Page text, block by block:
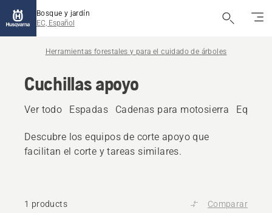
Bosque y jardín
EC, Español
Herramientas forestales y para el cuidado de árboles
Cuchillas apoyo
Ver todo Espadas Cadenas para motosierra
Descubre los equipos de corte apoyo que
facilitan el corte y tareas similares.
1 products Comparar